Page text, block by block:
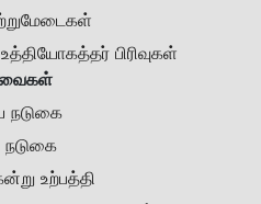
பிரிவுகள்
நடுகை
உற்பத்தி